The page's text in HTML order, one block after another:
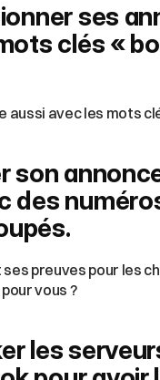
ses
clés «
aussi avec les mots
son
des
ses preuves pour les
vous ?
les